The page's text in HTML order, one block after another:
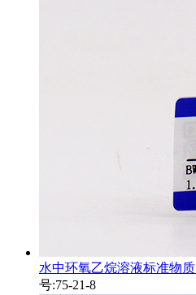
水中环氧乙烷溶液标准物质
号:75-21-8